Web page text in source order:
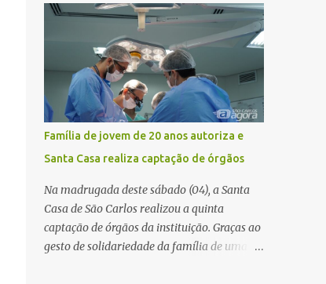
procedimento, a conta bancária ficou
bloqueada por algumas horas. Sem
conseguir acessar o sistema, a vítima tentou
novamente contato com o suposto gerente,
mas não obteve resposta. Na segunda-fe...
A cidade concentra hospitais, unidades
especializadas e serviços de média e alta
complexidade que atendem pacientes não
apenas do município, mas também de
diversas cidades do entorno, ampliando
significativamente a responsabilidade da
gestão sobre o Sistema Único de Saúde
(SUS). Nos últimos anos, o Governo Federal
tem ampliado investimentos destinados ao
fortalecimento da atenção básica, da
infraestrutura hospitalar e da
regionalização dos serviços de saúde.
Entretanto, em um cenário de demandas
Família de jovem de 20 anos autoriza e
Santa Casa realiza captação de órgãos
Na madrugada deste sábado (04), a Santa
Casa de São Carlos realizou a quinta
captação de órgãos da instituição. Graças ao
gesto de solidariedade da família de uma